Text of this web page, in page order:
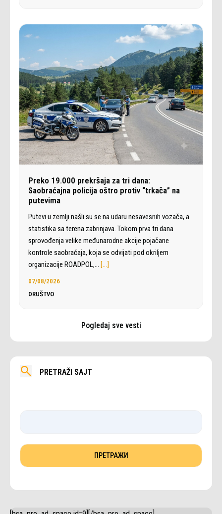
Preko 19.000 prekršaja za tri dana:
Saobraćajna policija oštro protiv “trkača” na
putevima
Putevi u zemlji našli su se na udaru nesavesnih vozača, a
statistika sa terena zabrinjava. Tokom prva tri dana
sprovođenja velike međunarodne akcije pojačane
kontrole saobraćaja, koja se odvijati pod okriljem
organizacije ROADPOL,… […]
07/08/2026
DRUŠTVO
Pogledaj sve vesti
PRETRAŽI SAJT